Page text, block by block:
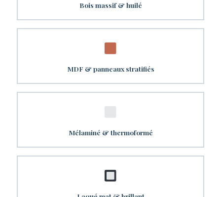
Bois massif & huilé
MDF & panneaux stratifiés
Mélaminé & thermoformé